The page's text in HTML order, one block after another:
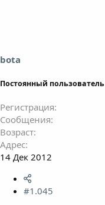
bota
Постоянный пользователь
Регистрация
Сообщения
Возраст
Адрес
14 Дек 2012
#1.045